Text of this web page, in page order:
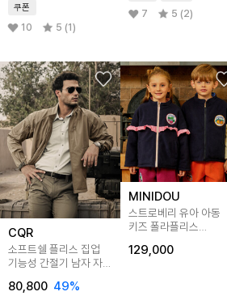
쿠폰
10 5 (1)
7 5 (2)
CQR
소프트쉘 플리스 집업
기능성 간절기 남자 자켓
80,800 49%
MINIDOU
스트로베리 유아 아동
키즈 폴라플리스
129,000